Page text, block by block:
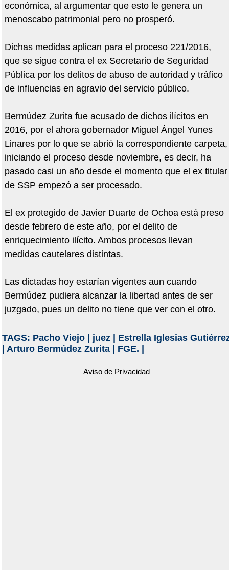
económica, al argumentar que esto le genera un
menoscabo patrimonial pero no prosperó.
Dichas medidas aplican para el proceso 221/2016,
que se sigue contra el ex Secretario de Seguridad
Pública por los delitos de abuso de autoridad y tráfico
de influencias en agravio del servicio público.
Bermúdez Zurita fue acusado de dichos ilícitos en
2016, por el ahora gobernador Miguel Ángel Yunes
Linares por lo que se abrió la correspondiente carpeta,
iniciando el proceso desde noviembre, es decir, ha
pasado casi un año desde el momento que el ex titular
de SSP empezó a ser procesado.
El ex protegido de Javier Duarte de Ochoa está preso
desde febrero de este año, por el delito de
enriquecimiento ilícito. Ambos procesos llevan
medidas cautelares distintas.
Las dictadas hoy estarían vigentes aun cuando
Bermúdez pudiera alcanzar la libertad antes de ser
juzgado, pues un delito no tiene que ver con el otro.
TAGS: Pacho Viejo| juez| Estrella Iglesias
Arturo Bermúdez Zurita| FGE.
Aviso de Privacidad